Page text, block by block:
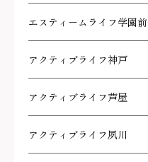
エスティームライフ学園前
アクティブライフ神戸
アクティブライフ芦屋
アクティブライフ夙川